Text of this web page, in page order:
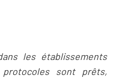
les établissements
protocoles sont prêts,